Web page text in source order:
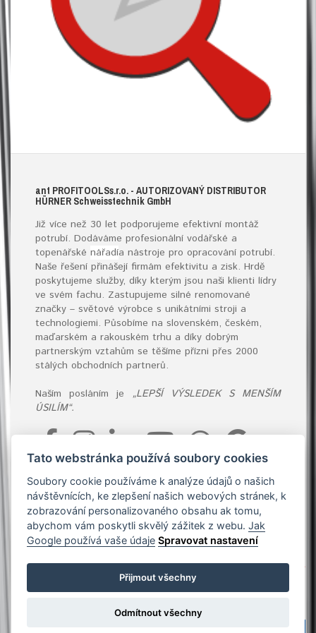
ant PROFITOOLSs.r.o. - AUTORIZOVANÝ DISTRIBUTOR
HÜRNER Schweisstechnik GmbH
Již více než 30 let podporujeme efektivní montáž
potrubí. Dodáváme profesionální vodářské a
topenářské nářadía nástroje pro opracování potrubí.
Naše řešení přinášejí firmám efektivitu a zisk. Hrdě
poskytujeme služby, díky kterým jsou naši klienti lídry
ve svém fachu. Zastupujeme silné renomované
značky – světové výrobce s unikátními stroji a
technologiemi. Působíme na slovenském, českém,
maďarském a rakouském trhu a díky dobrým
partnerským vztahům se těšíme přízni přes 2000
stálých obchodních partnerů.
Naším posláním je „LEPŠÍ VÝSLEDEK S MENŠÍM
ÚSILÍM“.
Podpora prodeje
+420 601 222 558
info@antprofitools.cz
Tato webstránka používá soubory cookies
Soubory cookie používáme k analýze údajů o našich
návštěvnících, ke zlepšení našich webových stránek, k
zobrazování personalizovaného obsahu ak tomu,
abychom vám poskytli skvělý zážitek z webu.Jak
Google používá vaše údaje Spravovat nastavení
Přijmout všechny
Odmítnout všechny